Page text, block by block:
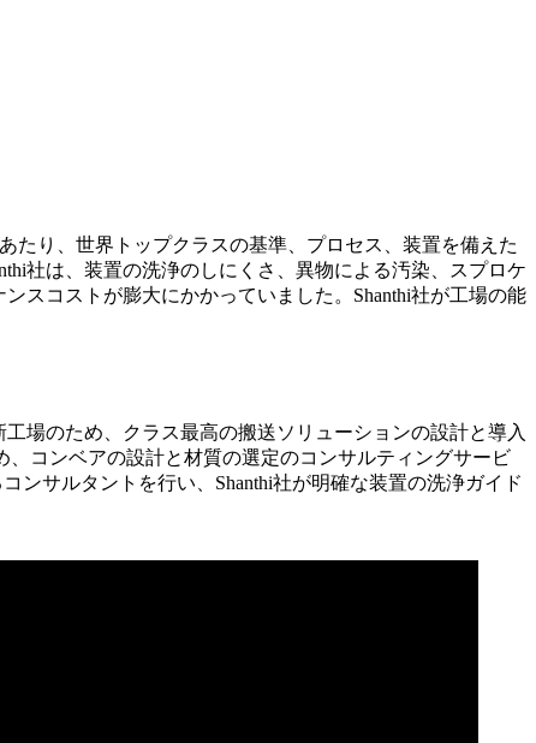
たり、世界トップクラスの基準、プロセス、装置を備えた
社は、装置の洗浄のしにくさ、異物による汚染、スプロケ
スコストが膨大にかかっていました。Shanthi社が工場の能
場のため、クラス最高の搬送ソリューションの設計と導入
、コンベアの設計と材質の選定のコンサルティングサービ
ンサルタントを行い、Shanthi社が明確な装置の洗浄ガイド